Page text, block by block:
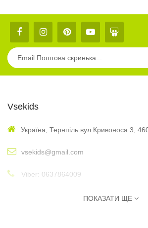
Vsekids
Україна, Тернпіль вул.Кривоноса 3,
vsekids@gmail.com
Viber: 0637864009
: 10:00 - 17:00ПОКАЗАТИ ЩЕ